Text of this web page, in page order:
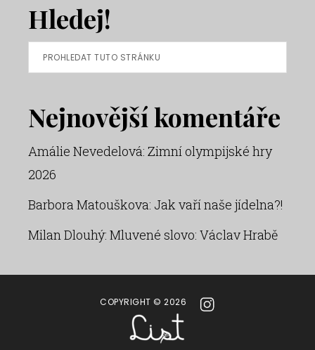
Hledej!
Prohledat
tuto
Nejnovější komentáře
Amálie Nevedelová: Zimní olympijské hry
2026
Barbora Matouškova: Jak vaří naše jídelna?!
Milan Dlouhý: Mluvené slovo: Václav Hrabě
COPYRIGHT © 2026